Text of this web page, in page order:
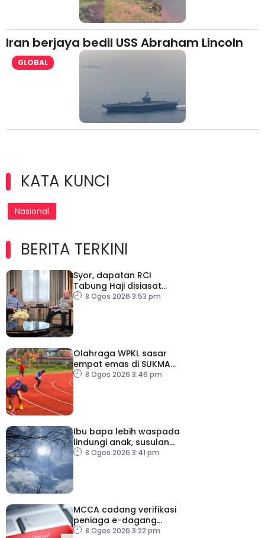
Iran berjaya bedil USS Abraham Lincoln
GLOBAL
KATA KUNCI
Nasional
BERITA TERKINI
Syor, dapatan RCI
Tabung Haji disiasat
tanpa kompromi – PM
8 Ogos 2026 3:53 pm
Olahraga WPKL sasar
empat emas di SUKMA
20268 Ogos 2026 3:46 pm
Ibu bapa lebih waspada
lindungi anak, susulan
indeks UV sangat tinggi
8 Ogos 2026 3:41 pm
MCCA cadang verifikasi
peniaga e-dagang
tangani lambakan
8 Ogos 2026 3:22 pm